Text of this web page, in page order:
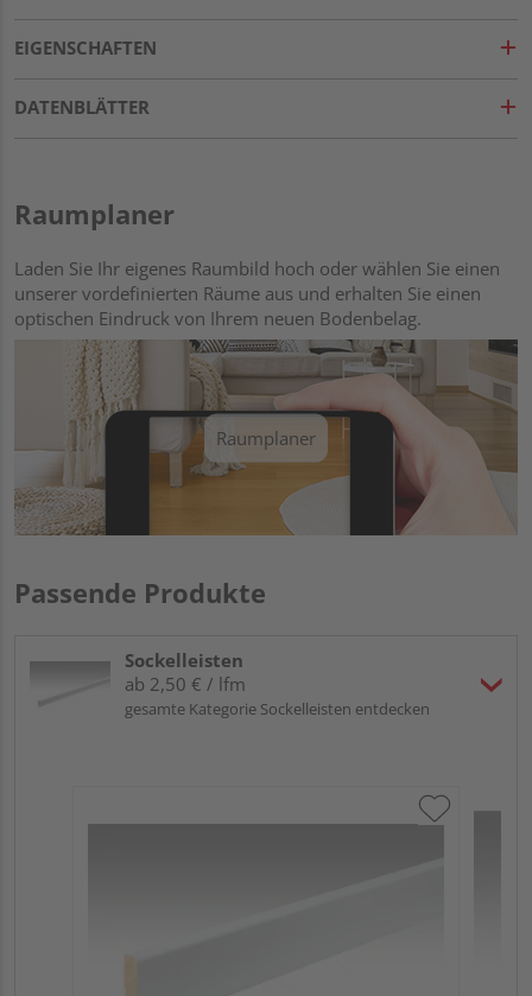
EIGENSCHAFTEN
DATENBLÄTTER
Raumplaner
Laden Sie Ihr eigenes Raumbild hoch oder wählen Sie einen
unserer vordefinierten Räume aus und erhalten Sie einen
optischen Eindruck von Ihrem neuen Bodenbelag.
Raumplaner
Passende Produkte
Sockelleisten
ab 2,50 € / lfm
gesamte Kategorie Sockelleisten entdecken